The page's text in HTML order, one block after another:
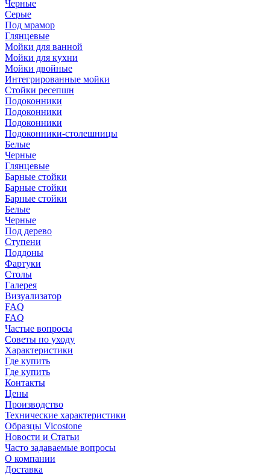
Черные
Серые
Под мрамор
Глянцевые
Мойки для ванной
Мойки для кухни
Мойки двойные
Интегрированные мойки
Стойки ресепшн
Подоконники
Подоконники
Подоконники
Подоконники-столешницы
Белые
Черные
Глянцевые
Барные стойки
Барные стойки
Барные стойки
Белые
Черные
Под дерево
Ступени
Поддоны
Фартуки
Столы
Галерея
Визуализатор
FAQ
FAQ
Частые вопросы
Советы по уходу
Характеристики
Где купить
Где купить
Контакты
Цены
Производство
Технические характеристики
Образцы Vicostone
Новости и Статьи
Часто задаваемые вопросы
О компании
Доставка